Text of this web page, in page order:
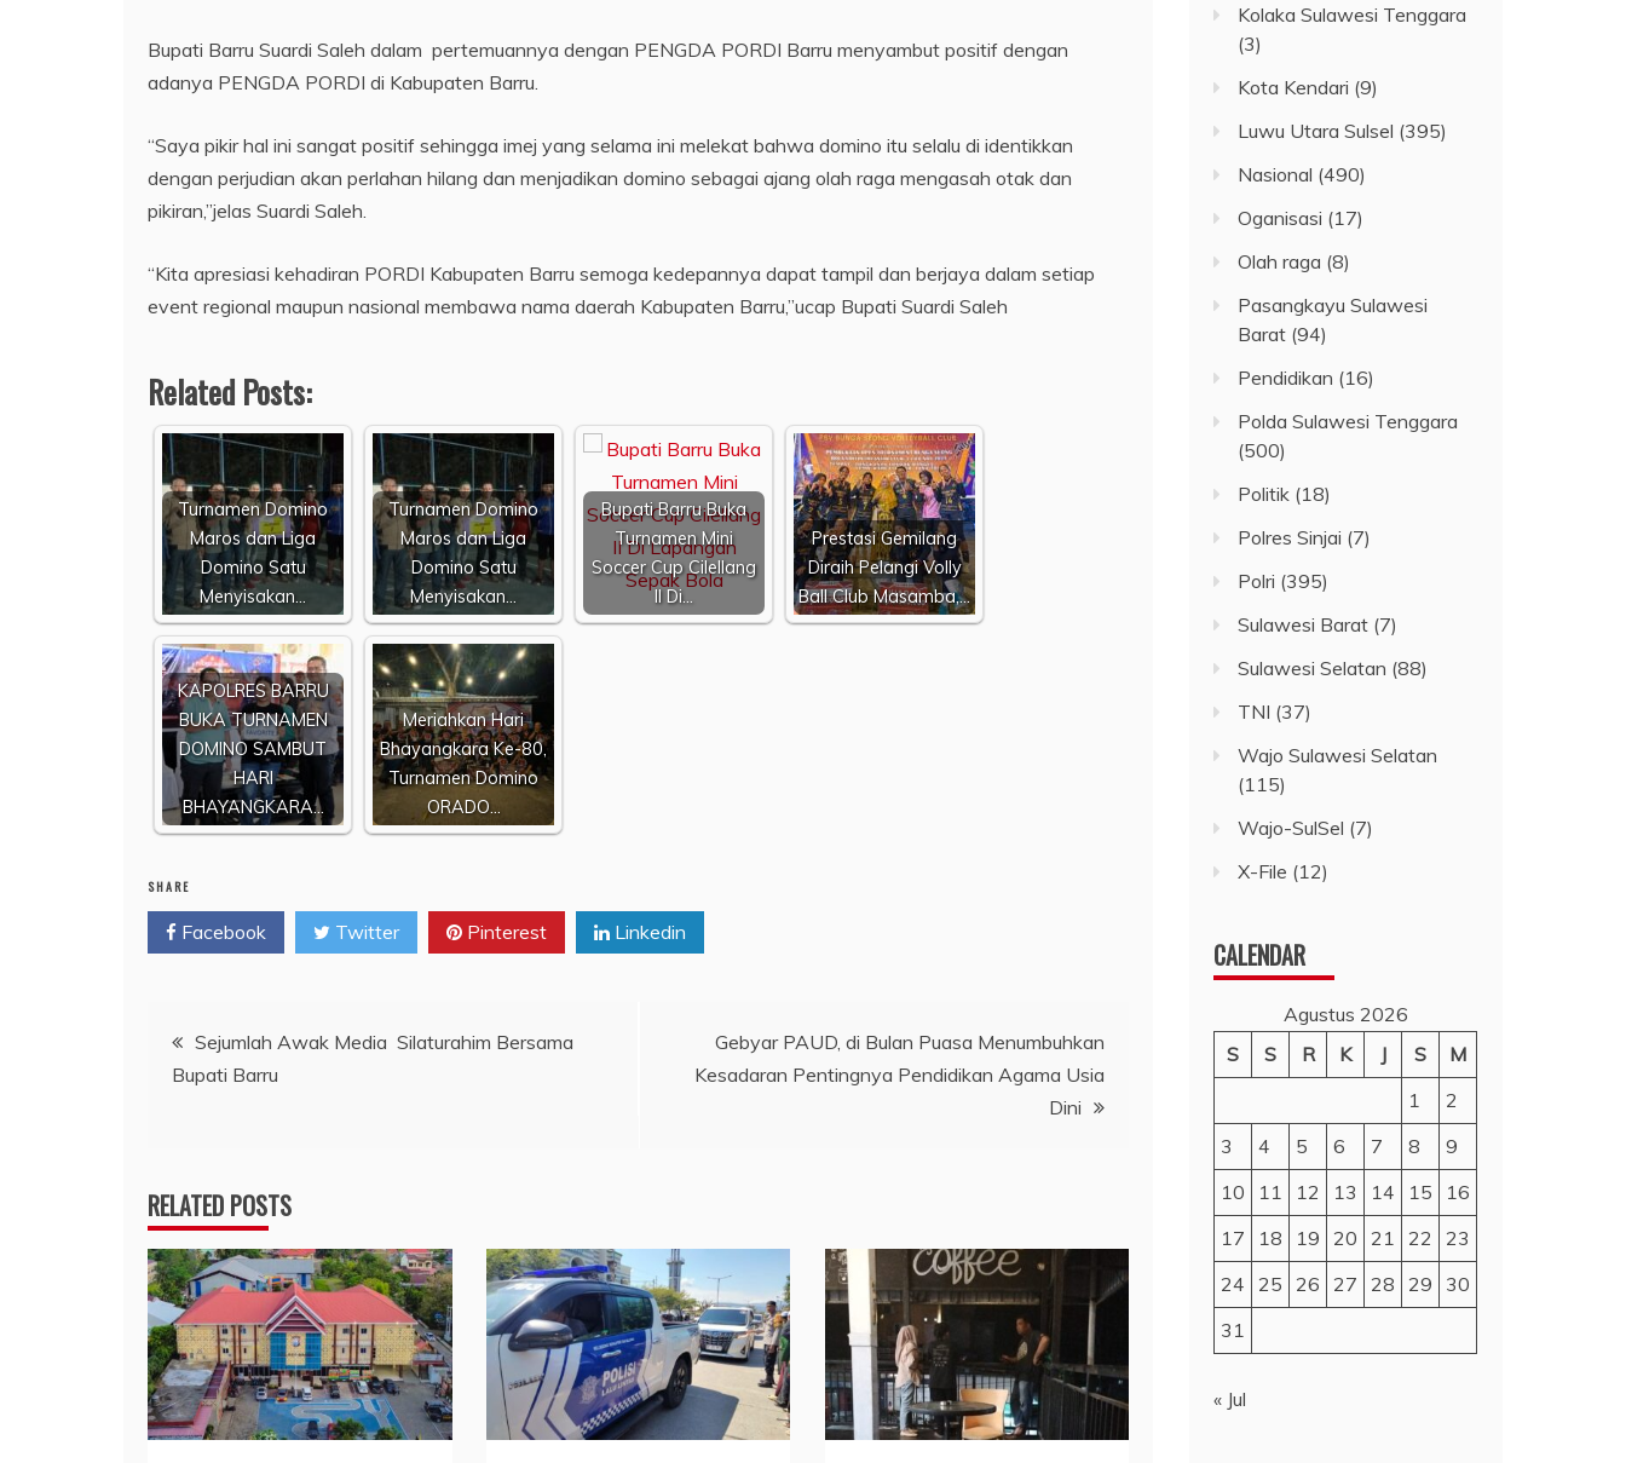
Bupati Barru Suardi Saleh dalam pertemuannya dengan PENGDA PORDI Barru menyambut positif dengan
adanya PENGDA PORDI di Kabupaten Barru.
“Saya pikir hal ini sangat positif sehingga imej yang selama ini melekat bahwa domino itu selalu di identikkan
dengan perjudian akan perlahan hilang dan menjadikan domino sebagai ajang olah raga mengasah otak dan
pikiran,”jelas Suardi Saleh.
“Kita apresiasi kehadiran PORDI Kabupaten Barru semoga kedepannya dapat tampil dan berjaya dalam setiap
event regional maupun nasional membawa nama daerah Kabupaten Barru,”ucap Bupati Suardi Saleh
Related Posts:
Turnamen Domino
Maros dan Liga
Domino Satu
Menyisakan…
Turnamen Domino
Maros dan Liga
Domino Satu
Menyisakan…
Bupati Barru Buka
Turnamen Mini
Soccer Cup Cilellang
II Di…
Prestasi Gemilang
Diraih Pelangi Volly
Ball Club Masamba,…
KAPOLRES BARRU
BUKA TURNAMEN
DOMINO SAMBUT
HARI
BHAYANGKARA…
Meriahkan Hari
Bhayangkara Ke-80,
Turnamen Domino
ORADO…
SHARE
Facebook Twitter Pinterest Linkedin
Navigasi
pos
Sejumlah Awak Media Silaturahim Bersama
Bupati Barru
Gebyar PAUD, di Bulan Puasa Menumbuhkan
Kesadaran Pentingnya Pendidikan Agama Usia
Dini
RELATED POSTS
Kolaka Sulawesi Tenggara
(3)
Kota Kendari (9)
Luwu Utara Sulsel (395)
Nasional (490)
Oganisasi (17)
Olah raga (8)
Pasangkayu Sulawesi
Barat (94)
Pendidikan (16)
Polda Sulawesi Tenggara
(500)
Politik (18)
Polres Sinjai (7)
Polri (395)
Sulawesi Barat (7)
Sulawesi Selatan (88)
TNI (37)
Wajo Sulawesi Selatan
(115)
Wajo-SulSel (7)
X-File (12)
CALENDAR
Agustus 2026
S
S R K J S
M
1
2
3
4 5 6 7 8
9
10
11 12 13 14 15
16
17
18 19 20 21 22
23
24
25 26 27 28 29
30
31
« Jul